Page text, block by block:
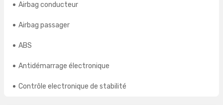
Airbag conducteur
Airbag passager
ABS
Antidémarrage électronique
Contrôle electronique de stabilité